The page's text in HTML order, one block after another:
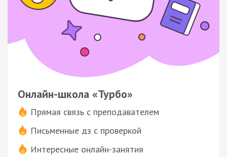
Онлайн-школа «Турбо»
Прямая связь с преподавателем
Письменные дз с проверкой
Интересные онлайн-занятия